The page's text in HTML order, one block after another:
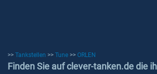
>> Tankstellen >> Tune >> ORLEN
Finden Sie auf clever-tanken.de die